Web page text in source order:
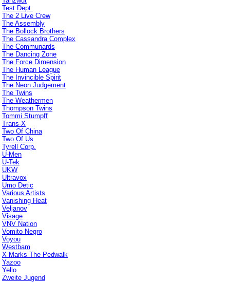
Test Dept.
The 2 Live Crew
The Assembly
The Bollock Brothers
The Cassandra Complex
The Communards
The Dancing Zone
The Force Dimension
The Human League
The Invincible Spirit
The Neon Judgement
The Twins
The Weathermen
Thompson Twins
Tommi Stumpff
Trans-X
Two Of China
Two Of Us
Tyrell Corp.
U-Men
U-Tek
UKW
Ultravox
Umo Detic
Various Artists
Vanishing Heat
Veljanov
Visage
VNV Nation
Vomito Negro
Voyou
Westbam
X Marks The Pedwalk
Yazoo
Yello
Zweite Jugend